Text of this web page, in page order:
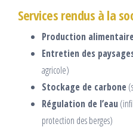
Services rendus à la
Production alimentaire
Entretien des
agricole)
Stockage de carbone
Régulation de l’eau
protection des berges)